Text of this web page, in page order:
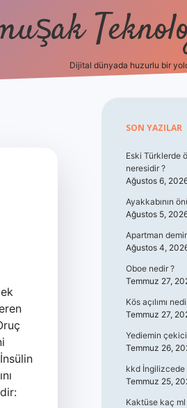
Dijital dünyada huzurlu bir
SON YAZILAR
Eski Türklerde
neresidir ?
Ağustos 6,
Ayakkabının
Ağustos 5,
Apartman
Ağustos 4,
Oboe nedir ?
Temmuz 27,
Kös açılımı
Temmuz 27,
Yediemin
Temmuz 26,
kkd İngilizcede
Temmuz 25,
Kaktüse kaç